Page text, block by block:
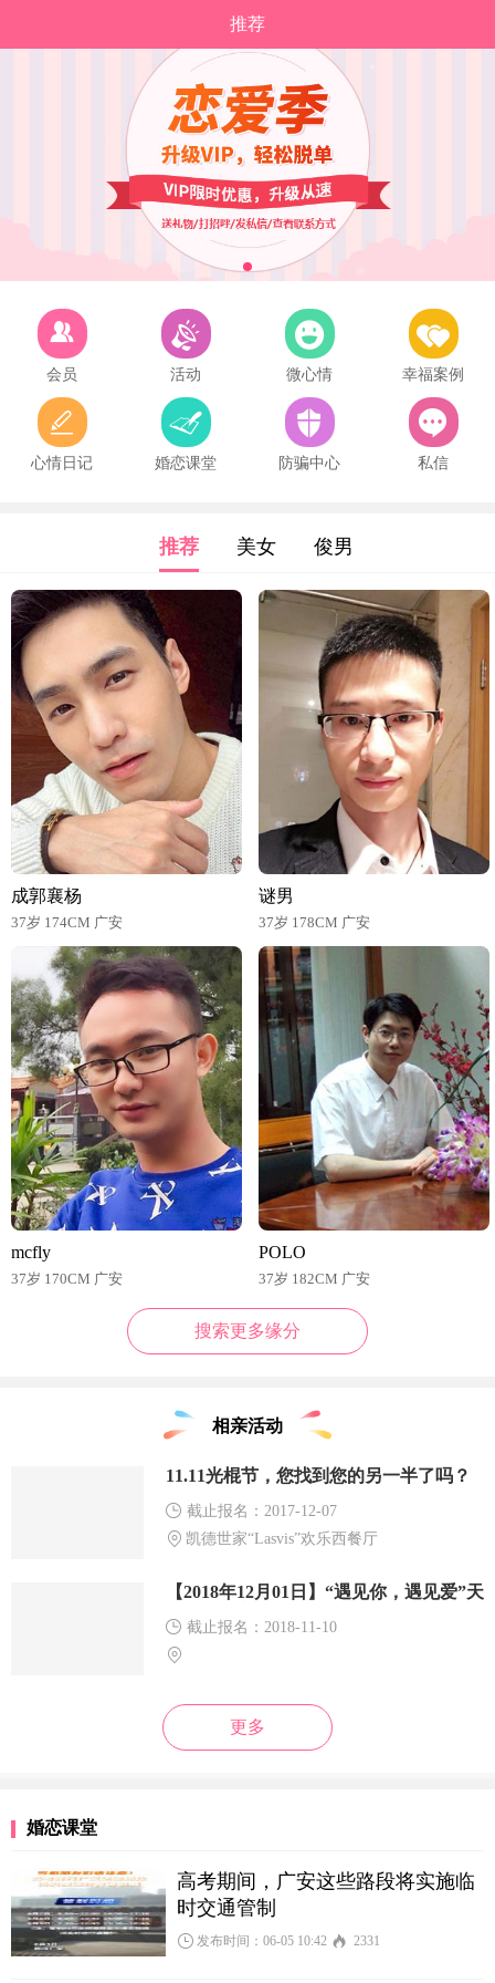
推荐
会员 活动 微心情 幸福案例
心情日记 婚恋课堂 防骗中心 私信
推荐 美女 俊男
成郭襄杨
37岁 174CM 广安
谜男
37岁 178CM 广安
mcfly
37岁 170CM 广安
POLO
37岁 182CM 广安
搜索更多缘分
相亲活动
11.11光棍节，您找到您的另一半了吗？
截止报名：2017-12-07
凯德世家“Lasvis”欢乐西餐厅
【2018年12月01日】“遇见你，遇见爱”天
截止报名：2018-11-10
更多
婚恋课堂
高考期间，广安这些路段将实施临
时交通管制
发布时间：06-05 10:42 2331